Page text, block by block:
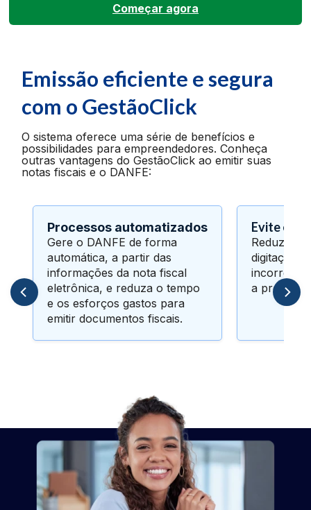
Começar agora
Emissão eficiente e segura
com o GestãoClick
O sistema oferece uma série de benefícios e
possibilidades para empreendedores. Conheça
outras vantagens do GestãoClick ao emitir suas
notas fiscais e o DANFE:
Processos automatizados
Gere o DANFE de forma
automática, a partir das
informações da nota fiscal
eletrônica, e reduza o tempo
e os esforços gastos para
emitir documentos fiscais.
Evite
Reduza a
digitação
incorreto
a precisão